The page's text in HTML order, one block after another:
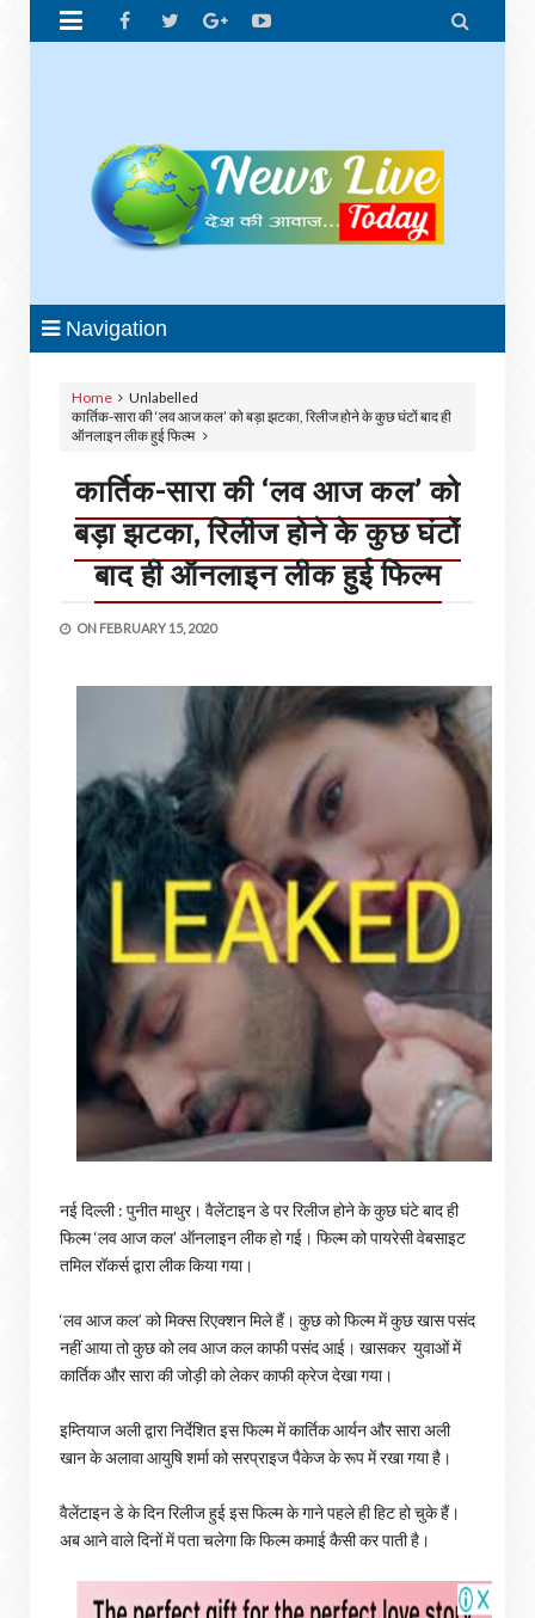
 
Navigation
Home
Unlabelled
कार्तिक-सारा की ‘लव आज कल’ को बड़ा झटका, रिलीज होने के कुछ घंटों बाद ही
ऑनलाइन लीक हुई फिल्म
कार्तिक-सारा की ‘लव आज कल’ को
बड़ा झटका, रिलीज होने के कुछ घंटों
बाद ही ऑनलाइन लीक हुई फिल्म
ON FEBRUARY 15, 2020
नई दिल्ली : पुनीत माथुर। वैलेंटाइन डे पर रिलीज होने के कुछ घंटे बाद ही
फिल्म ‘लव आज कल’ ऑनलाइन लीक हो गई। फिल्म को पायरेसी वेबसाइट
तमिल रॉकर्स द्वारा लीक किया गया।
‘लव आज कल’ को मिक्स रिएक्शन मिले हैं। कुछ को फिल्म में कुछ खास पसंद
नहीं आया तो कुछ को लव आज कल काफी पसंद आई। खासकर युवाओं में
कार्तिक और सारा की जोड़ी को लेकर काफी क्रेज देखा गया।
इम्तियाज अली द्वारा निर्देशित इस फिल्म में कार्तिक आर्यन और सारा अली
खान के अलावा आयुषि शर्मा को सरप्राइज पैकेज के रूप में रखा गया है।
वैलेंटाइन डे के दिन रिलीज हुई इस फिल्म के गाने पहले ही हिट हो चुके हैं।
अब आने वाले दिनों में पता चलेगा कि फिल्म कमाई कैसी कर पाती है।